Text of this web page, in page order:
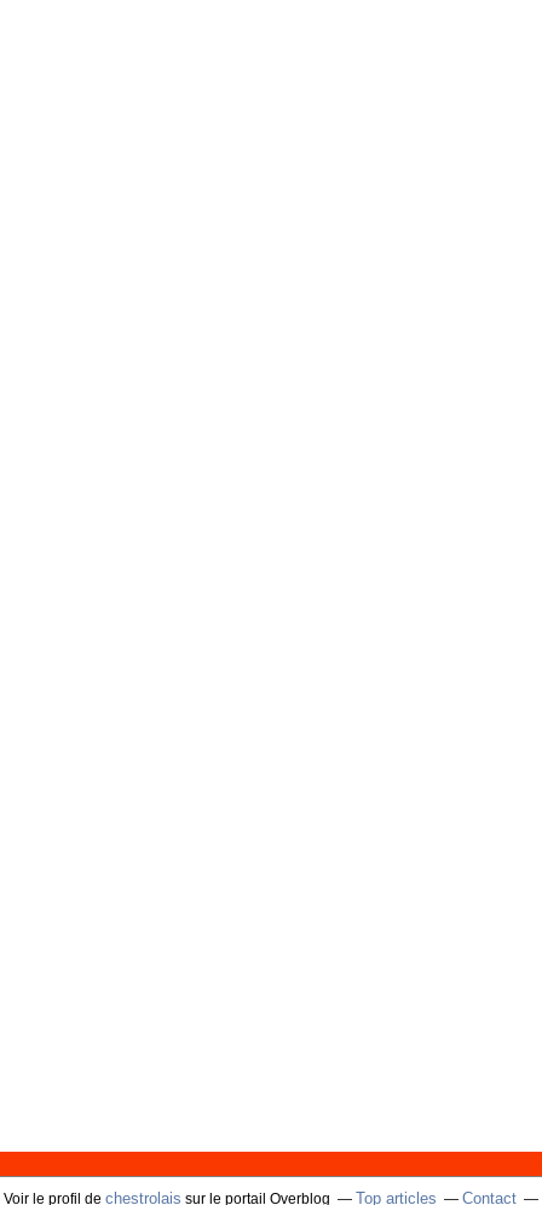
Voir le profil de chestrolais sur le portail Overblog Top articles Contact